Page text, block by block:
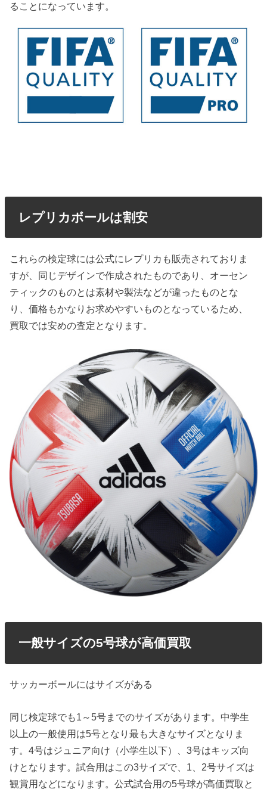
ることになっています。
レプリカボールは割安
これらの検定球には公式にレプリカも販売されておりま
すが、同じデザインで作成されたものであり、オーセン
ティックのものとは素材や製法などが違ったものとな
り、価格もかなりお求めやすいものとなっているため、
買取では安めの査定となります。
一般サイズの5号球が高価買取
サッカーボールにはサイズがある
同じ検定球でも1～5号までのサイズがあります。中学生
以上の一般使用は5号となり最も大きなサイズとなりま
す。4号はジュニア向け（小学生以下）、3号はキッズ向
けとなります。試合用はこの3サイズで、1、2号サイズは
観賞用などになります。公式試合用の5号球が高価買取と